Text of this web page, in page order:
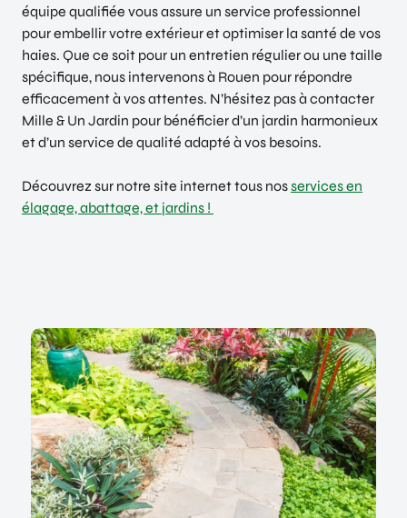
équipe qualifiée vous assure un service professionnel
pour embellir votre extérieur et optimiser la santé de vos
haies. Que ce soit pour un entretien régulier ou une taille
spécifique, nous intervenons à Rouen pour répondre
efficacement à vos attentes. N’hésitez pas à contacter
Mille & Un Jardin pour bénéficier d’un jardin harmonieux
et d’un service de qualité adapté à vos besoins.
Découvrez sur notre site internet tous nosservices en
élagage, abattage, et jardins !